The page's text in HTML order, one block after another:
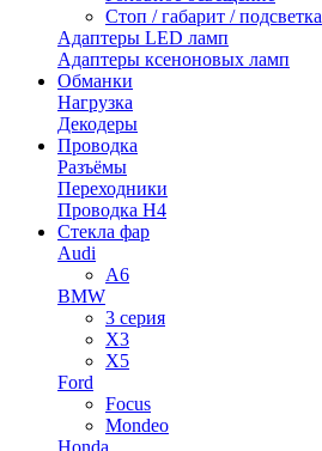
Стоп / габарит / подсветка
Адаптеры LED ламп
Адаптеры ксеноновых ламп
Обманки
Нагрузка
Декодеры
Проводка
Разъёмы
Переходники
Проводка H4
Стекла фар
Audi
A6
BMW
3 серия
X3
X5
Ford
Focus
Mondeo
Honda